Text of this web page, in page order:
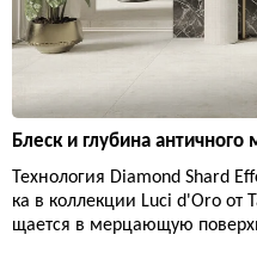
Блеск и глубина
Технология Diamond Shard
ка в коллекции Luci d'Oro от
щается в мерцающую